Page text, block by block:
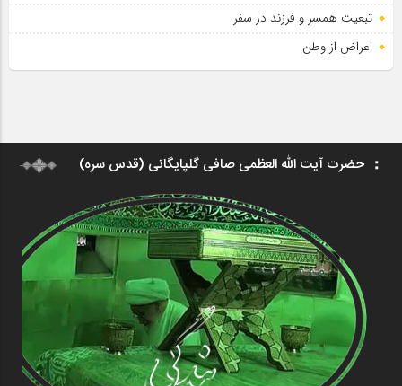
تبعیت همسر و فرزند در سفر
اعراض از وطن
حضرت آیت الله العظمی صافی گلپایگانی (قدس سره)